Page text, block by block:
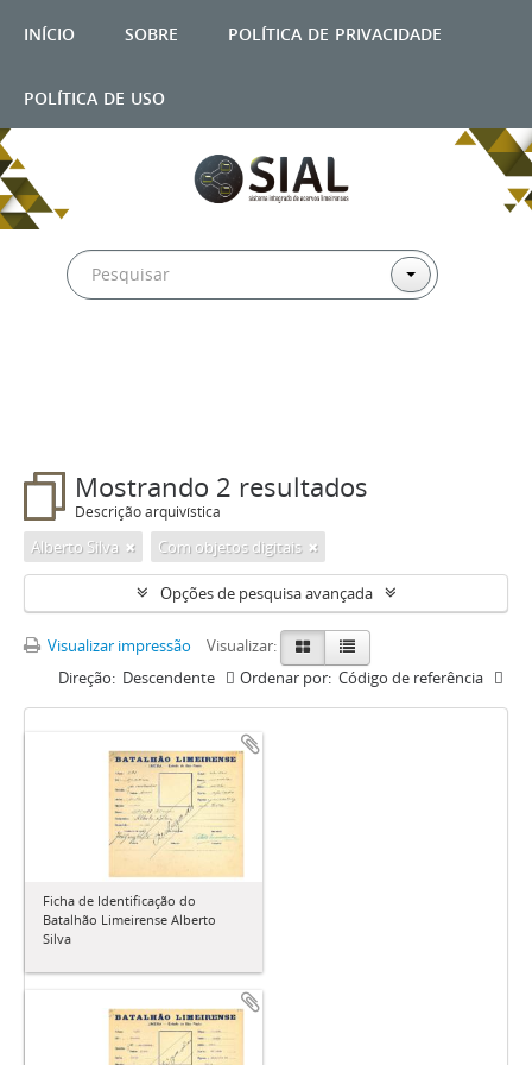
início sobre
política de privacidade
política de uso
Mostrando 2 resultados
Descrição arquivística
Alberto Silva Com objetos digitais
Opções de pesquisa avançada
Visualizar impressão
Visualizar:
Ordenar por: Código de referência
Direção: Descendente
Ficha de Identificação do
Batalhão Limeirense Alberto
Silva